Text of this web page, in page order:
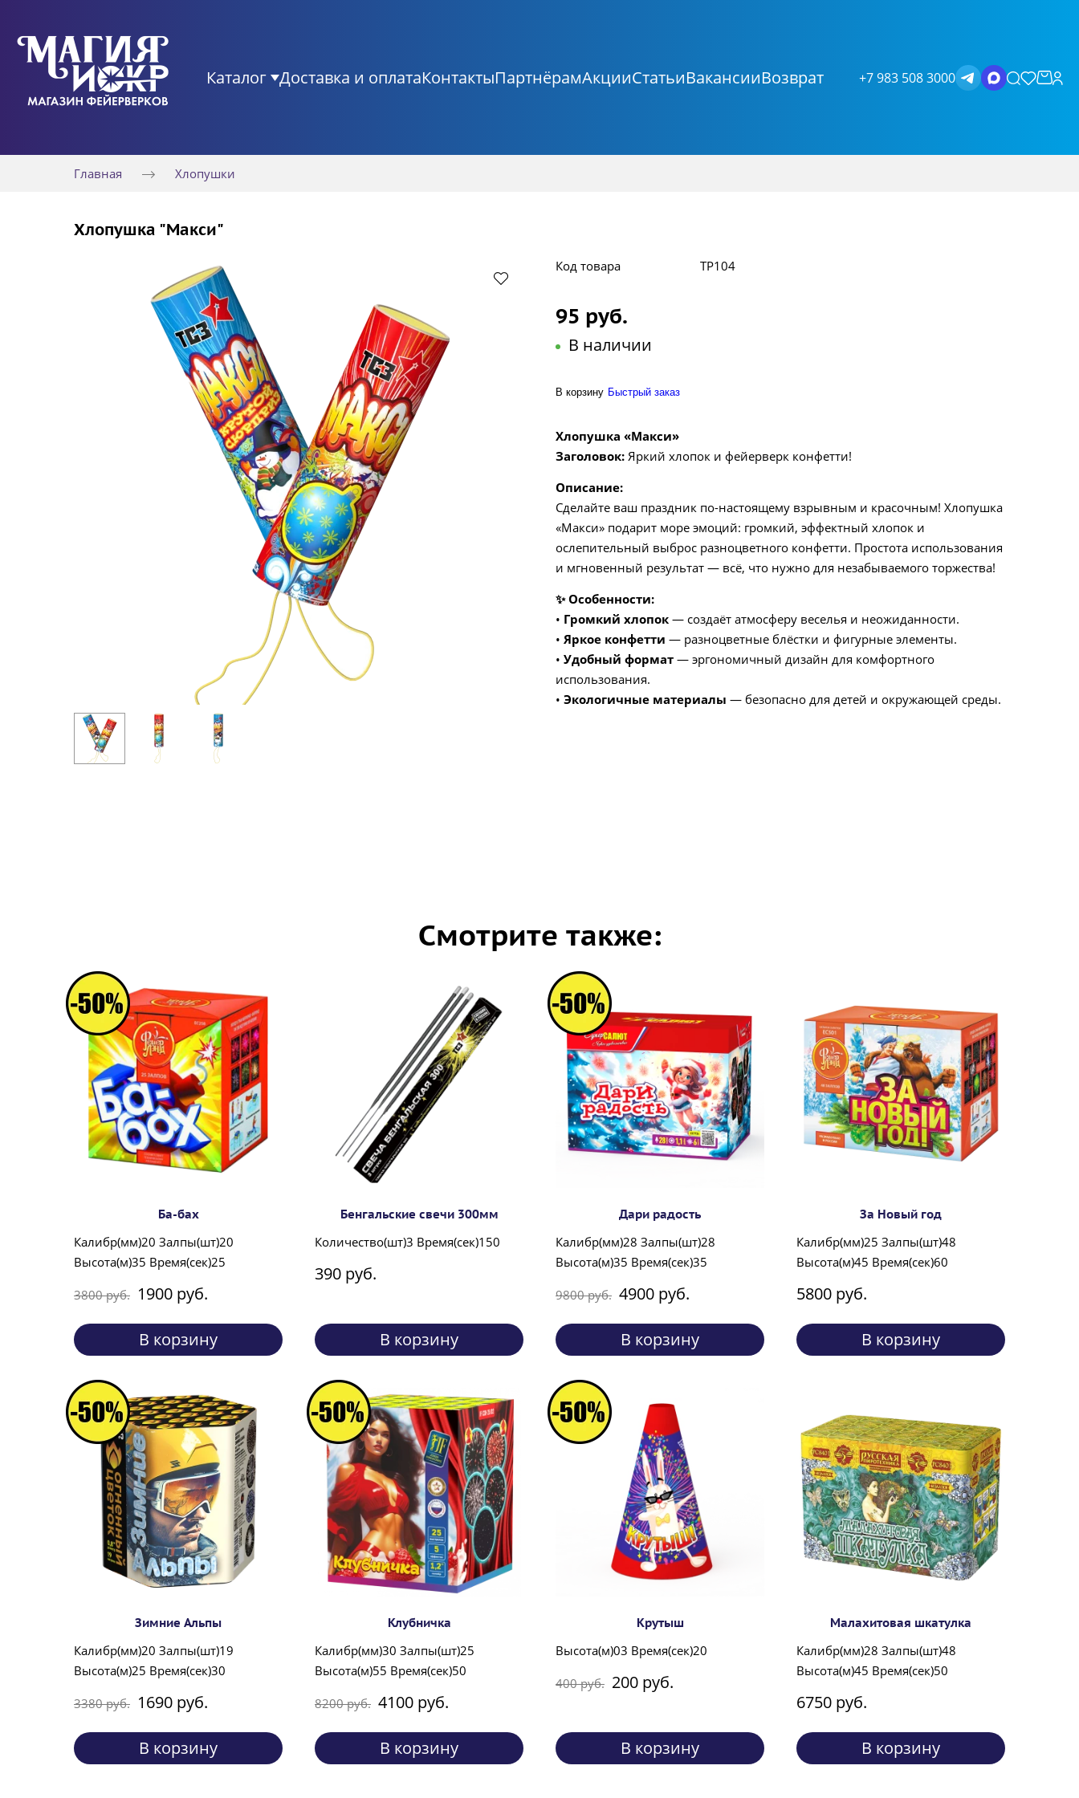
Каталог Доставка и оплатаКонтактыПартнёрамАкцииСтатьиВакансииВозврат +7 983 508 3000
Главная Хлопушки
Хлопушка "Макси"
Код товара ТР104
95 руб.
В наличии
В корзину Быстрый заказ
Хлопушка «Макси»
Заголовок: Яркий хлопок и фейерверк конфетти!
Описание:
Сделайте ваш праздник по-настоящему взрывным и красочным! Хлопушка
«Макси» подарит море эмоций: громкий, эффектный хлопок и
ослепительный выброс разноцветного конфетти. Простота использования
и мгновенный результат — всё, что нужно для незабываемого торжества!
✨Особенности:
• Громкий хлопок — создаёт атмосферу веселья и неожиданности.
• Яркое конфетти — разноцветные блёстки и фигурные элементы.
• Удобный формат — эргономичный дизайн для комфортного
использования.
• Экологичные материалы — безопасно для детей и окружающей среды.
Смотрите также:
Ба-бах
Калибр(мм)20 Залпы(шт)20
Высота(м)35 Время(сек)25
3800 руб. 1900 руб.
В корзину
Бенгальские свечи 300мм
Количество(шт)3 Время(сек)150
390 руб.
В корзину
Дари радость
Калибр(мм)28 Залпы(шт)28
Высота(м)35 Время(сек)35
9800 руб. 4900 руб.
В корзину
За Новый год
Калибр(мм)25 Залпы(шт)48
Высота(м)45 Время(сек)60
5800 руб.
В корзину
Зимние Альпы
Калибр(мм)20 Залпы(шт)19
Высота(м)25 Время(сек)30
3380 руб. 1690 руб.
В корзину
Клубничка
Калибр(мм)30 Залпы(шт)25
Высота(м)55 Время(сек)50
8200 руб. 4100 руб.
В корзину
Крутыш
Высота(м)03 Время(сек)20
400 руб. 200 руб.
В корзину
Малахитовая шкатулка
Калибр(мм)28 Залпы(шт)48
Высота(м)45 Время(сек)50
6750 руб.
В корзину